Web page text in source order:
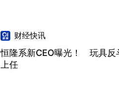
财经快讯
恒隆系新CEO曝光！ 玩具
上任